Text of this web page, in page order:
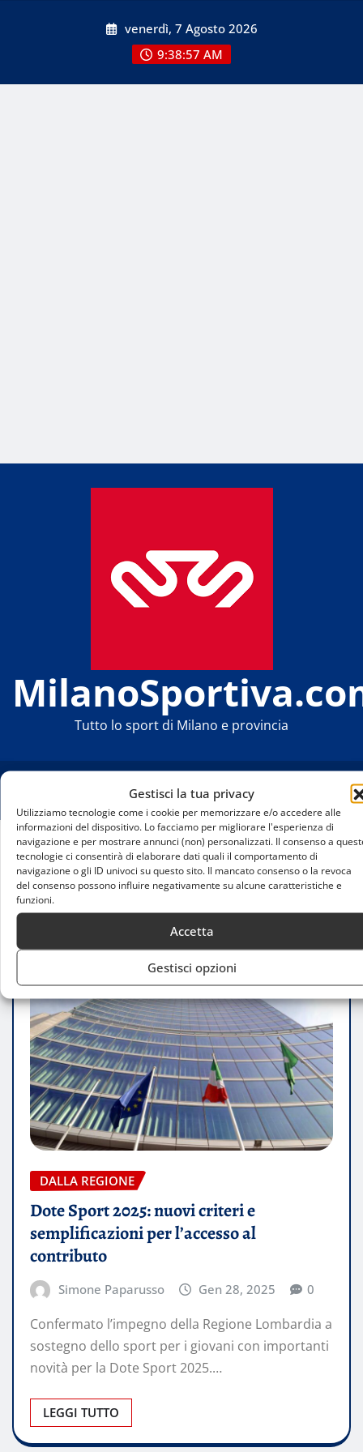
Gestisci la tua privacy
Utilizziamo tecnologie come i cookie per memorizzare e/o accedere alle
informazioni del dispositivo. Lo facciamo per migliorare l'esperienza di
navigazione e per mostrare annunci (non) personalizzati. Il consenso a
tecnologie ci consentirà di elaborare dati quali il comportamento di
navigazione o gli ID univoci su questo sito. Il mancato consenso o la revoca
del consenso possono influire negativamente su alcune caratteristiche e
funzioni.
Accetta
Gestisci opzioni
venerdì, 7 Agosto 2026
9:38:57 AM
Tutto lo sport di Milano e provincia
Home
Dote Sport 2025: nuovi criteri e semplificazioni per
l’accesso al contributo
DALLA REGIONE
Dote Sport 2025: nuovi criteri e
semplificazioni per l’accesso al
contributo
Simone Paparusso Gen 28, 2025 0
Confermato l’impegno della Regione Lombardia a
sostegno dello sport per i giovani con importanti
novità per la Dote Sport 2025.…
LEGGI TUTTO